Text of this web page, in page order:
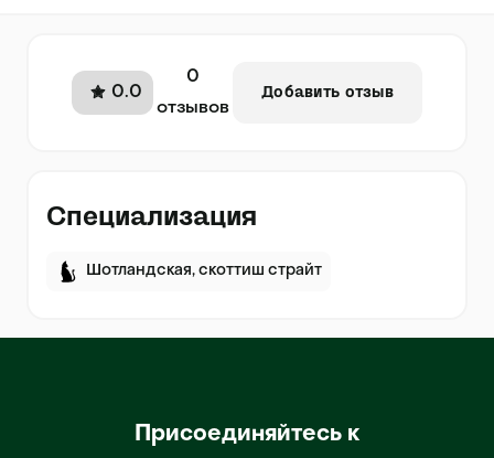
0.0
0
отзывов
Добавить отзыв
Специализация
Шотландская, скоттиш страйт
Присоединяйтесь к